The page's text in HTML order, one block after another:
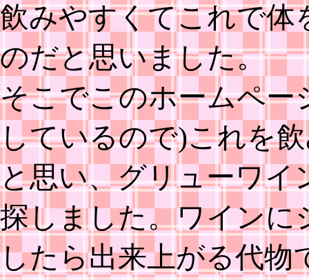
飲みやすくてこれで体
のだと思いました。
そこでこのホームペー
しているので)これを
と思い、グリューワイ
探しました。ワインに
したら出来上がる代物